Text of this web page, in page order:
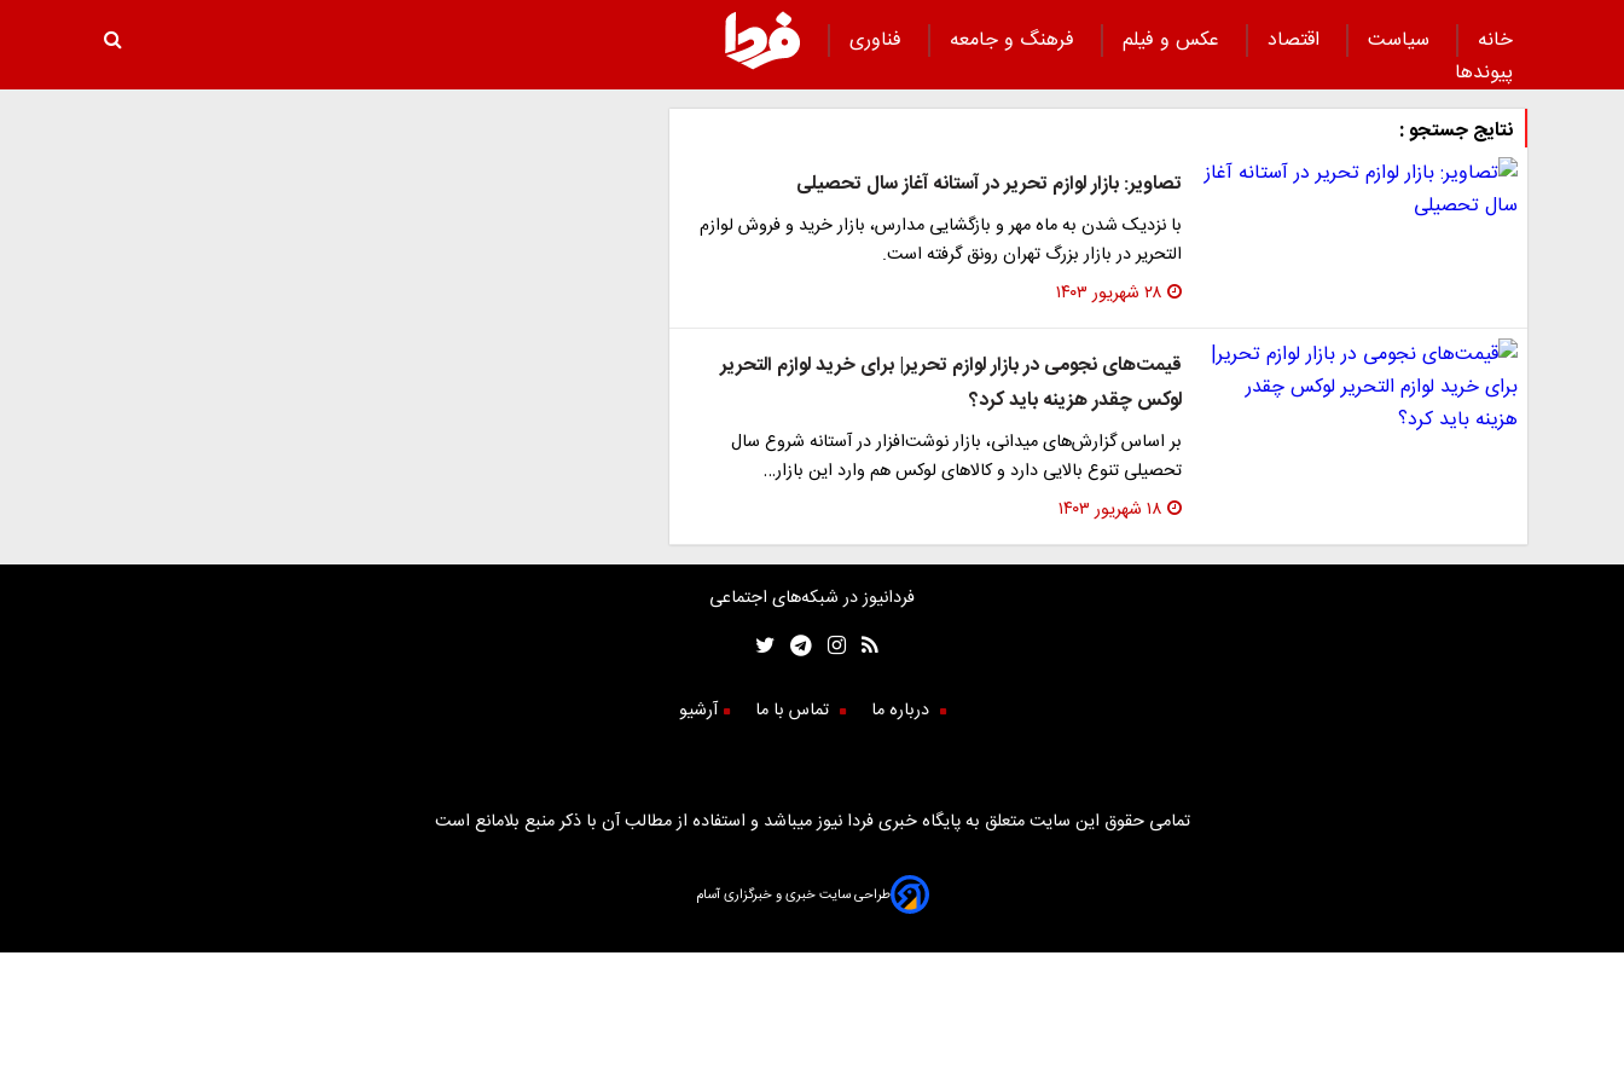
خانه سیاست اقتصاد عکس و فیلم فرهنگ و جامعه
فناوری
پیوند‌ها
نتایج جستجو :
تصاویر: بازار لوازم تحریر در آستانه آغاز سال تحصیلی
با نزدیک شدن به ماه مهر و بازگشایی مدارس، بازار خرید و فروش لوازم
التحریر در بازار بزرگ تهران رونق گرفته است.
۲۸ شهریور ۱۴۰۳
قیمت‌های نجومی در بازار لوازم تحریر| برای خرید لوازم التحریر
لوکس چقدر هزینه باید کرد؟
بر اساس گزارش‌های میدانی، بازار نوشت‌افزار در آستانه شروع سال
تحصیلی تنوع بالایی دارد و کالاهای لوکس هم وارد این بازار…
۱۸ شهریور ۱۴۰۳
فردانیوز در شبکه‌های اجتماعی
درباره ما تماس با ما آرشیو
تمامی حقوق این سایت متعلق به پایگاه خبری فردا نیوز میباشد و استفاده از مطالب آن با ذکر منبع بلامانع است
طراحی سایت خبری و خبرگزاری آسام